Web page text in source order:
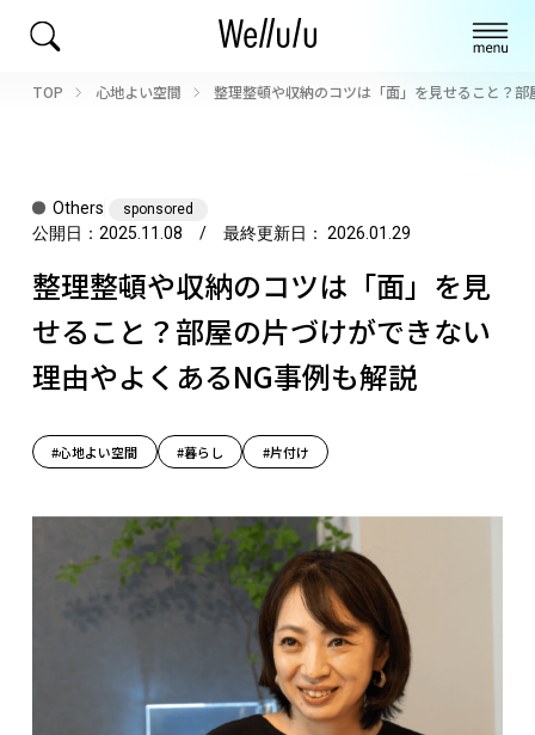
TOP 心地よい空間 整理整頓や収納のコツは「面」を見せること？
Others sponsored
公開日： 2025.11.08 / 最終更新日： 2026.01.29
整理整頓や収納のコツは「面」を見
せること？部屋の片づけができない
理由やよくあるNG事例も解説
#心地よい空間 #暮らし #片付け